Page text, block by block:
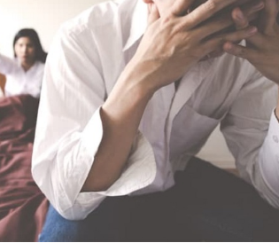
Tham gia nhóm